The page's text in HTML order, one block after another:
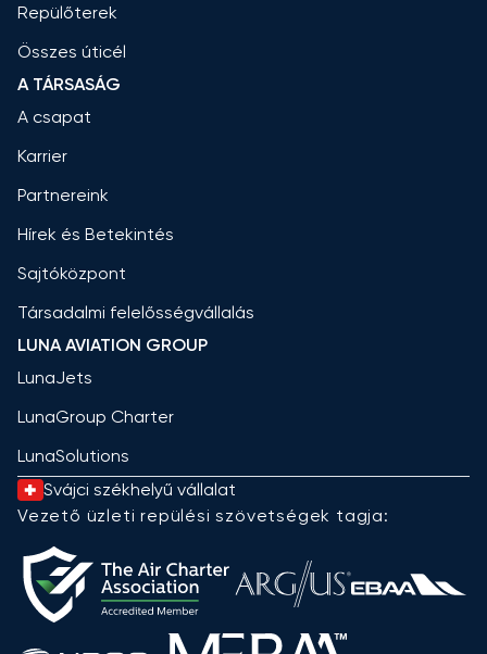
Repülőterek
Összes úticél
A TÁRSASÁG
A csapat
Karrier
Partnereink
Hírek és Betekintés
Sajtóközpont
Társadalmi felelősségvállalás
LUNA AVIATION GROUP
LunaJets
LunaGroup Charter
LunaSolutions
Svájci székhelyű vállalat
Vezető üzleti repülési szövetségek tagja: